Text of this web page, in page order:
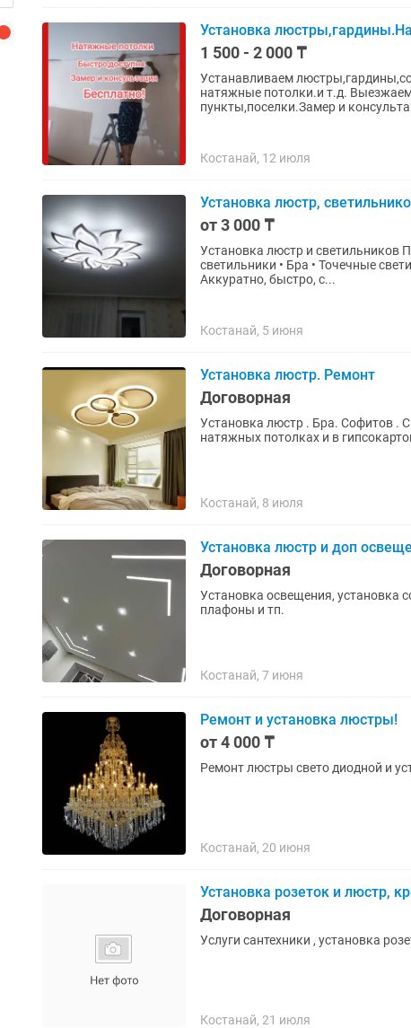
Установка
1 500 - 2 000 ₸
Устанавливаем
натяжные потолки.и т.д.
пункты,поселки.Замер и
Костанай, 12 июля
Установка люстр,
от 3 000 ₸
Установка люстр и светильников
светильники • Бра • Точечные
Аккуратно, быстро, с...
Костанай, 5 июня
Установка люстр. Ремонт
Договорная
Установка люстр . Бра. Софитов .
натяжных потолках и в
Костанай, 8 июля
Установка люстр и доп
Договорная
Установка освещения, установка
плафоны и тп.
Костанай, 7 июня
Ремонт и установка люстры!
от 4 000 ₸
Ремонт люстры свето диодной и
Костанай, 20 июня
Установка розеток и люстр,
Договорная
Услуги сантехники , установка
Костанай, 21 июля